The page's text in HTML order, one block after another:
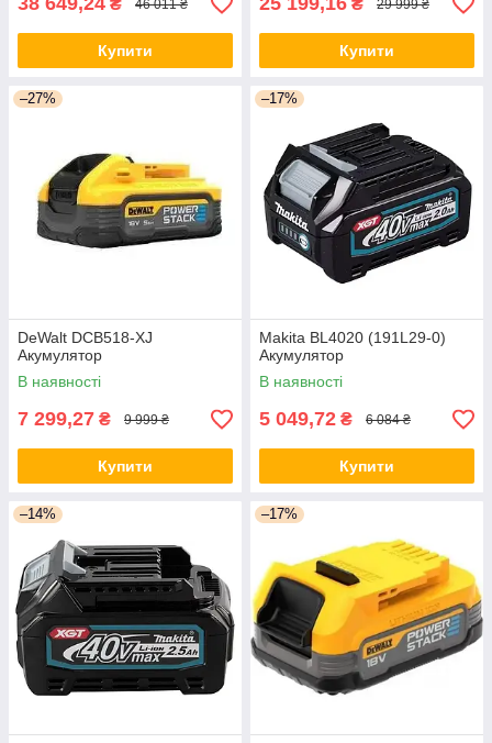
₴ 46 011 ₴
Купити
₴ 29 999 ₴
Купити
–27%
DeWalt DCB518-XJ
Акумулятор
В наявності
7 299,27 ₴ 9 999 ₴
Купити
–17%
Makita BL4020 (191L29-0)
Акумулятор
В наявності
5 049,72 ₴ 6 084 ₴
Купити
–14% –17%